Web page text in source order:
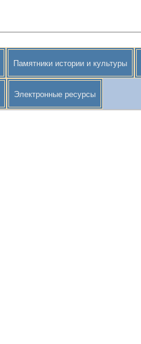
Памятники истории и культуры
Электронные ресурсы